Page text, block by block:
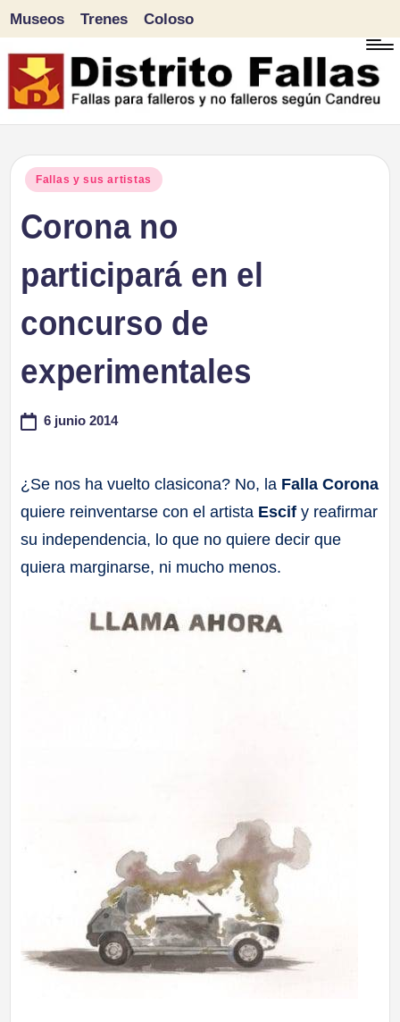
Saltar
al
Museos Trenes Coloso
Publicado
Fallas y sus artistas
Corona no
participará en el
concurso de
experimentales
6 junio 2014
¿Se nos ha vuelto clasicona? No, la Falla Corona
quiere reinventarse con el artista Escif y reafirmar
su independencia, lo que no quiere decir que
quiera marginarse, ni mucho menos.